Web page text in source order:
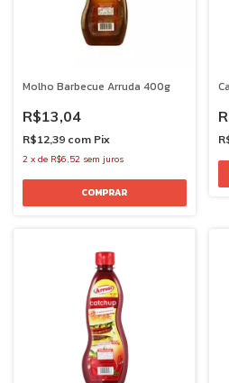
Molho Barbecue Arruda 400g
R$13,04
R$12,39 com Pix
2 x de R$6,52 sem juros